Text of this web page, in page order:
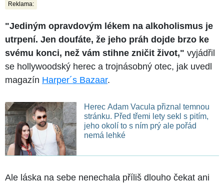
Reklama:
"Jediným opravdovým lékem na alkoholismus je
utrpení. Jen doufáte, že jeho práh dojde brzo ke
svému konci, než vám stihne zničit život," vyjádřil
se hollywoodský herec a trojnásobný otec, jak uvedl
magazín Harper´s Bazaar.
Herec Adam Vacula přiznal temnou
stránku. Před třemi lety sekl s pitím,
jeho okolí to s ním prý ale pořád
nemá lehké
Ale láska na sebe nenechala příliš dlouho čekat ani